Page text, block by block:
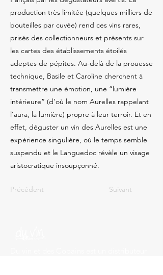
production très limitée (quelques milliers de
bouteilles par cuvée) rend ces vins rares,
prisés des collectionneurs et présents sur
les cartes des établissements étoilés
adeptes de pépites. Au-delà de la prouesse
technique, Basile et Caroline cherchent à
transmettre une émotion, une “lumière
intérieure” (d’où le nom Aurelles rappelant
l’aura, la lumière) propre à leur terroir. Et en
effet, déguster un vin des Aurelles est une
expérience singulière, où le temps semble
suspendu et le Languedoc révèle un visage
aristocratique insoupçonné.
Précédent Suivant